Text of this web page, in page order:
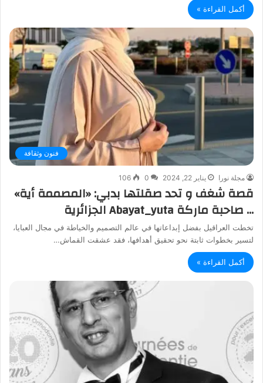
أكمل القراءة »
فنون وثقافة
مجلة نورا يناير 22, 2024 0
106
قصة شغف و تحد صقلتها بدبي: «المصممة أية»
… صاحبة ماركة Abayat_yuta الجزائرية
تخطت العراقيل بفضل إبداعاتها في عالم التصميم والخياطة في مجال العبايا،
لتسير بخطوات ثابتة نحو تحقيق أهدافها، فقد عشقت القماش…
أكمل القراءة »